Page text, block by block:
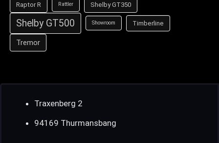
Raptor R Rattler Shelby GT350
Shelby GT500 Showroom Timberline
Tremor
Traxenberg 2
94169 Thurmansbang